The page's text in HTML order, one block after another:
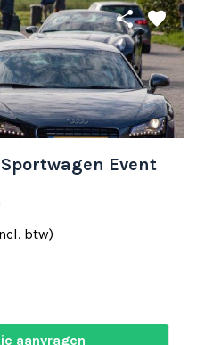
share favorite
Event
btw)
aanvragen